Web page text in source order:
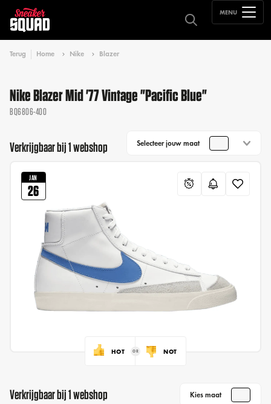
MENU
Terug Home Nike Blazer
Nike Blazer Mid '77 Vintage "Pacific Blue"
BQ6806-400
Verkrijgbaar bij 1 webshop Selecteer jouw maat
JAN
26
HOT NOT
Verkrijgbaar bij 1 webshop Kies maat